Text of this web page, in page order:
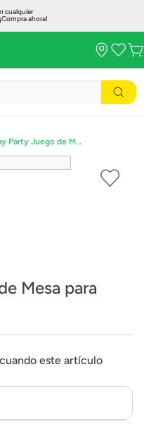
cualquier
ahora!
Rummy Party Juego de Mesa para Viaje
Mesa para
este artículo